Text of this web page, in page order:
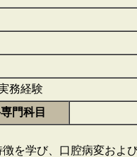
務経験
門科目
を学び、口腔病変およ